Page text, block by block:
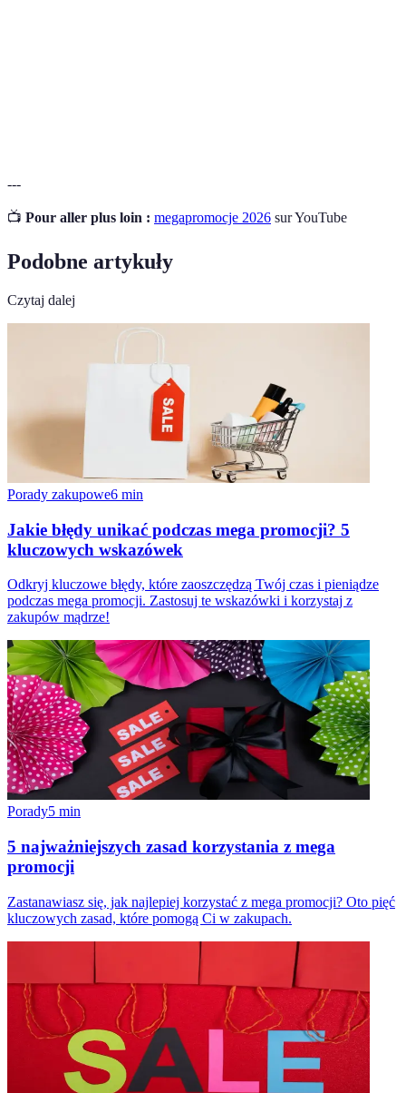
---
📺 Pour aller plus loin : megapromocje 2026 sur YouTube
Podobne artykuły
Czytaj dalej
Porady zakupowe6 min
Jakie błędy unikać podczas mega promocji? 5
kluczowych wskazówek
Odkryj kluczowe błędy, które zaoszczędzą Twój czas i pieniądze
podczas mega promocji. Zastosuj te wskazówki i korzystaj z
zakupów mądrze!
Porady5 min
5 najważniejszych zasad korzystania z mega
promocji
Zastanawiasz się, jak najlepiej korzystać z mega promocji? Oto pięć
kluczowych zasad, które pomogą Ci w zakupach.